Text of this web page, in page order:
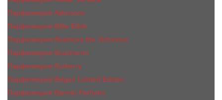
Парфюмерия Atkinsons
Парфюмерия Billie Eilish
Парфюмерия Boadicea the Victorious
Парфюмерия Boucheron
Парфюмерия Burberry
Парфюмерия Bvlgari Limited Edition
Парфюмерия Byredo Parfums